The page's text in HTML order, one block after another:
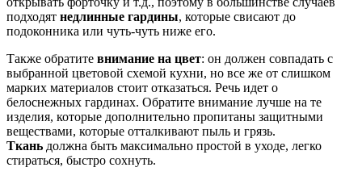
подходят недлинные гардины, которые свисают до
подоконника или чуть-чуть ниже его.
Также обратите внимание на цвет: он должен совпадать с
выбранной цветовой схемой кухни, но все же от слишком
марких материалов стоит отказаться. Речь идет о
белоснежных гардинах. Обратите внимание лучше на те
изделия, которые дополнительно пропитаны защитными
веществами, которые отталкивают пыль и грязь.
Ткань должна быть максимально простой в уходе, легко
стираться, быстро сохнуть.